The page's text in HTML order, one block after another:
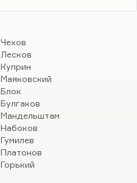
Чехов
Лесков
Куприн
Маяковский
Блок
Булгаков
Мандельштам
Набоков
Гумилев
Платонов
Горький